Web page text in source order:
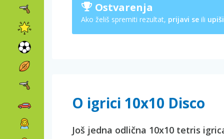
Ostvarenja
Ako želiš spremiti rezultat, prijavi se ili upiši
O igrici 10x10 Disco
Još jedna odlična 10x10 tetris